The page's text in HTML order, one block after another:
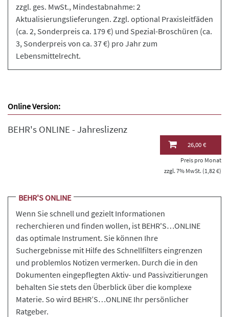
zzgl. ges. MwSt., Mindestabnahme: 2
Aktualisierungslieferungen. Zzgl. optional Praxisleitfäden
(ca. 2, Sonderpreis ca. 179 €) und Spezial-Broschüren (ca.
3, Sonderpreis von ca. 37 €) pro Jahr zum
Lebensmittelrecht.
Online Version:
BEHR's ONLINE - Jahreslizenz
26,00 €
Preis pro Monat
zzgl. 7% MwSt. (1,82 €)
BEHR'S ONLINE
Wenn Sie schnell und gezielt Informationen
recherchieren und finden wollen, ist BEHR'S…ONLINE
das optimale Instrument. Sie können Ihre
Suchergebnisse mit Hilfe des Schnellfilters eingrenzen
und problemlos Notizen vermerken. Durch die in den
Dokumenten eingepflegten Aktiv- und Passivzitierungen
behalten Sie stets den Überblick über die komplexe
Materie. So wird BEHR’S…ONLINE Ihr persönlicher
Ratgeber.